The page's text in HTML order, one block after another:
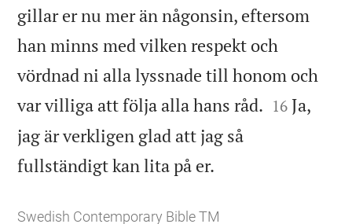
gillar er nu mer än någonsin, eftersom
han minns med vilken respekt och
vördnad ni alla lyssnade till honom och
var villiga att följa alla hans råd. 

16 Ja,
jag är verkligen glad att jag så
fullständigt kan lita på er.
Swedish Contemporary Bible TM